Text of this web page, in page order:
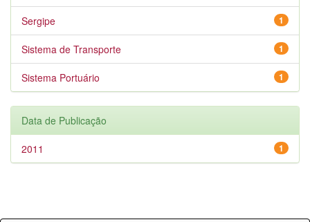
1
Sergipe
1
Sistema de Transporte
1
Sistema Portuário
Data de Publicação
1
2011